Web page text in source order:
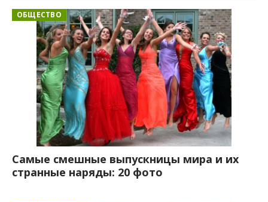
ОБЩЕСТВО
Самые смешные выпускницы мира и их
странные наряды: 20 фото